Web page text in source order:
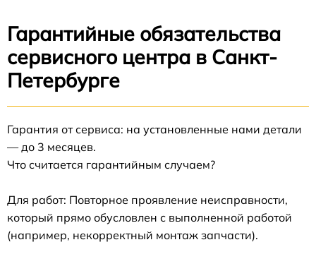
Гарантийные обязательства
сервисного центра в Санкт-
Петербурге
Гарантия от сервиса: на установленные нами детали
— до 3 месяцев.
Что считается гарантийным случаем?
Для работ: Повторное проявление неисправности,
который прямо обусловлен с выполненной работой
(например, некорректный монтаж запчасти).